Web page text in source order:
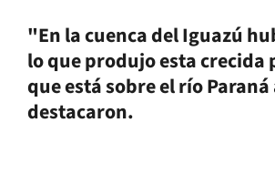
"En la cuenca del Iguazú
lo que produjo esta
que está sobre el río
destacaron.